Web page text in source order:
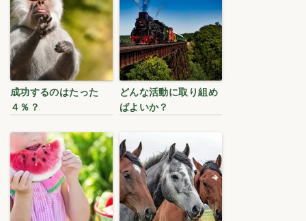
成功するのはたった
４％？
どんな活動に取り組め
ばよいか？